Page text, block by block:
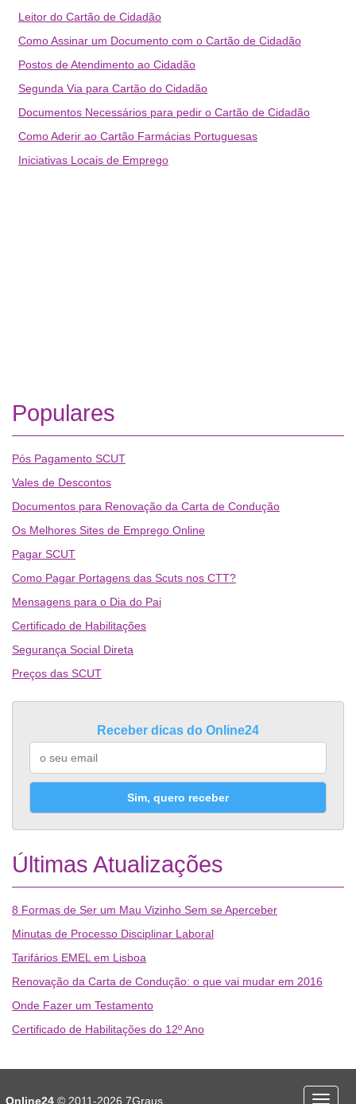
Leitor do Cartão de Cidadão
Como Assinar um Documento com o Cartão de Cidadão
Postos de Atendimento ao Cidadão
Segunda Via para Cartão do Cidadão
Documentos Necessários para pedir o Cartão de Cidadão
Como Aderir ao Cartão Farmácias Portuguesas
Iniciativas Locais de Emprego
Populares
Pós Pagamento SCUT
Vales de Descontos
Documentos para Renovação da Carta de Condução
Os Melhores Sites de Emprego Online
Pagar SCUT
Como Pagar Portagens das Scuts nos CTT?
Mensagens para o Dia do Pai
Certificado de Habilitações
Segurança Social Direta
Preços das SCUT
Receber dicas do Online24
Sim, quero receber
Últimas Atualizações
8 Formas de Ser um Mau Vizinho Sem se Aperceber
Minutas de Processo Disciplinar Laboral
Tarifários EMEL em Lisboa
Renovação da Carta de Condução: o que vai mudar em 2016
Onde Fazer um Testamento
Certificado de Habilitações do 12º Ano
Online24 © 2011-2026 7Graus Menu